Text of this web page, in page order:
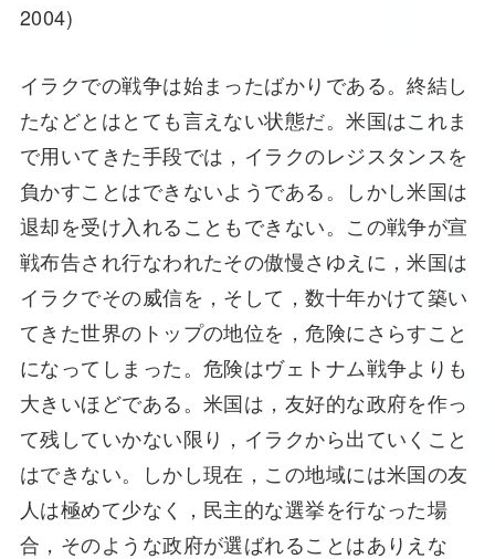
2004)
イラクでの戦争は始まったばかりである。終結し
たなどとはとても言えない状態だ。米国はこれま
で用いてきた手段では，イラクのレジスタンスを
負かすことはできないようである。しかし米国は
退却を受け入れることもできない。この戦争が宣
戦布告され行なわれたその傲慢さゆえに，米国は
イラクでその威信を，そして，数十年かけて築い
てきた世界のトップの地位を，危険にさらすこと
になってしまった。危険はヴェトナム戦争よりも
大きいほどである。米国は，友好的な政府を作っ
て残していかない限り，イラクから出ていくこと
はできない。しかし現在，この地域には米国の友
人は極めて少なく，民主的な選挙を行なった場
合，そのような政府が選ばれることはありえな